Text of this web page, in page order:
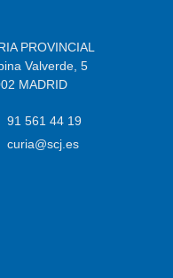
PROVINCIAL
Valverde, 5
MADRID
91 561 44 19
curia@scj.es